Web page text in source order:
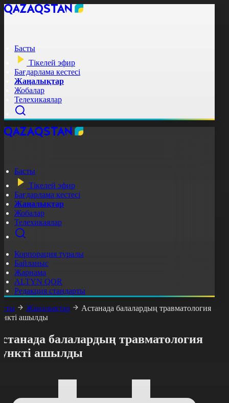
Басты
Тікелей эфир
Бағдарлама кестесі
Жаңалықтар
Жобалар
Телехикаялар
Басты
Тікелей эфир
Бағдарлама кестесі
Жаңалықтар
Жобалар
Телехикаялар
Корпорация туралы
Байланыс
Жарнама
ALTYN QOR
Редакция стандарты
Жаңалықтар
Астанада балалардың травматология
ашылды
балалардың травматология
ашылды